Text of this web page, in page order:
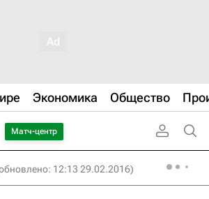
Экономика Общество
Матч-центр
12:13 29.02.2016)